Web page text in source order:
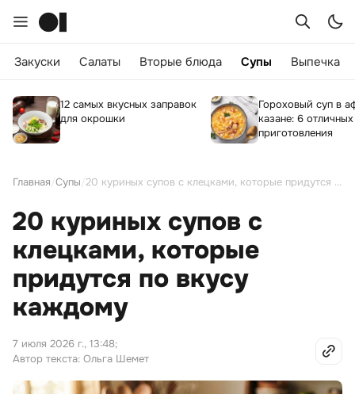
Закуски Салаты Вторые блюда Супы Выпечка
12 самых вкусных заправок
для окрошки
Гороховый суп в
казане: 6
приготовления
Главная Супы 20 куриных супов с клецками, которые придутся по вкусу каждому
20 куриных супов с
клецками, которые
придутся по вкусу
каждому
7 июля 2026 г., 13:48;
Автор текста: Ольга Шемет